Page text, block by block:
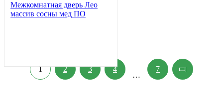
Межкомнатная дверь Лео
массив сосны мед ПО
1 2 3 4
…
7